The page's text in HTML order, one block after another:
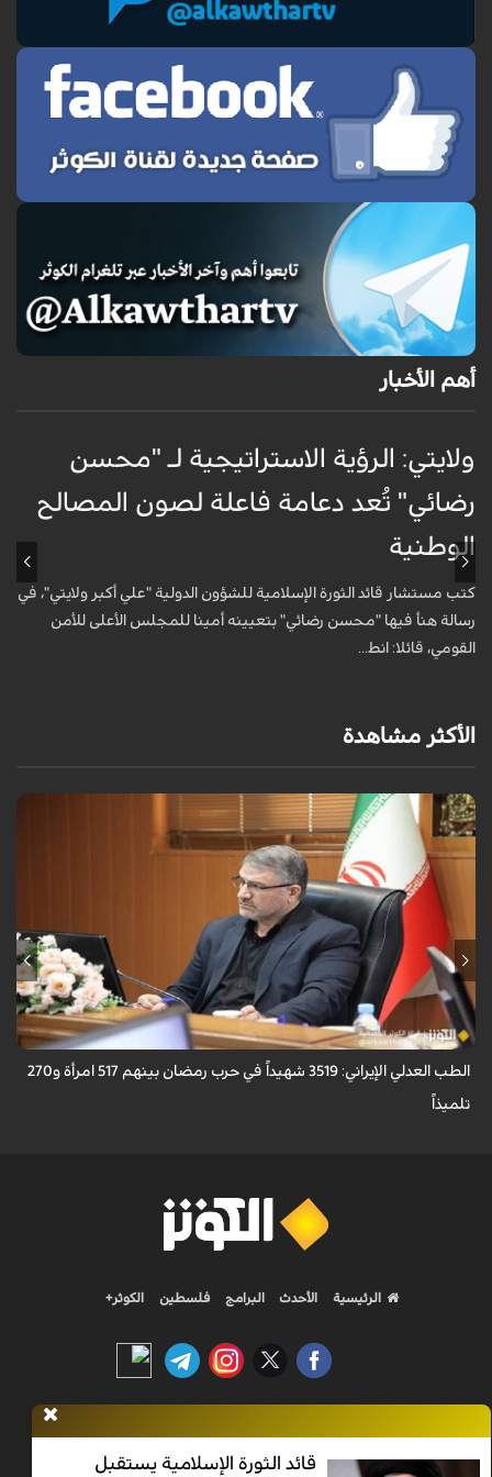
أهم الأخبار
ولايتي: الرؤية الاستراتيجية لـ "محسن
رضائي" تُعد دعامة فاعلة لصون المصالح
الوطنية
كتب مستشار قائد الثورة الإسلامية للشؤون الدولية "علي أكبر ولايتي"، في
رسالة هنأ فيها "محسن رضائي" بتعيينه أمينا للمجلس الأعلى للأمن
القومي، قائلا: انط...
الأكثر مشاهدة
أعلن رئيس منظمة الطب العدلي الإيرانية، عباس مسجدي، أن عدد ضحايا حرب
رمضان بلغ 3519 شهيداً، بينهم 517 امرأة و270 تلميذاً.
الطب العدلي الإيراني: 3519 شهيداً في حرب رمضان بينهم 517 امرأة و270
تلميذاً
قائد الثورة الإسلامية يستقبل
الرئيسية الأحدث البرامج فلسطين الكوثر+
Nilesat 11900 V | Badr 8 11747 V | Badr5 12284 V